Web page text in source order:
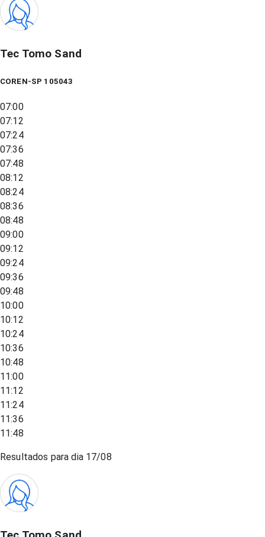
Tec Tomo Sand
COREN-SP 105043
07:00
07:12
07:24
07:36
07:48
08:12
08:24
08:36
08:48
09:00
09:12
09:24
09:36
09:48
10:00
10:12
10:24
10:36
10:48
11:00
11:12
11:24
11:36
11:48
Resultados para dia 17/08